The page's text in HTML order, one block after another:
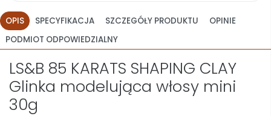
OPIS SPECYFIKACJA SZCZEGÓŁY PRODUKTU
OPINIE
PODMIOT ODPOWIEDZIALNY
LS&B 85 KARATS SHAPING CLAY
Glinka modelująca włosy mini
30g